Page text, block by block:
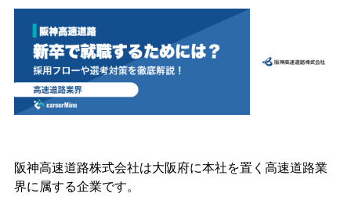
阪神高速道路株式会社は大阪府に本社を置く高速道路業
界に属する企業です。